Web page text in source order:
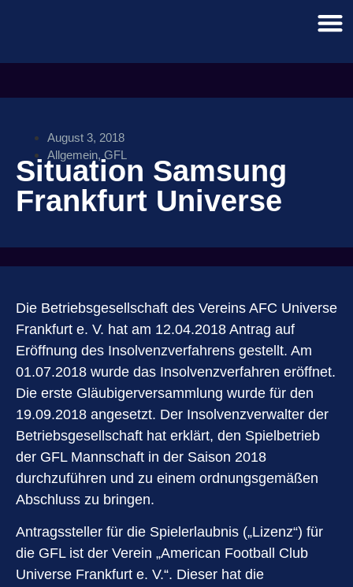
August 3, 2018
Allgemein, GFL
Situation Samsung
Frankfurt Universe
Die Betriebsgesellschaft des Vereins AFC Universe
Frankfurt e. V. hat am 12.04.2018 Antrag auf
Eröffnung des Insolvenzverfahrens gestellt. Am
01.07.2018 wurde das Insolvenzverfahren eröffnet.
Die erste Gläubigerversammlung wurde für den
19.09.2018 angesetzt. Der Insolvenzverwalter der
Betriebsgesellschaft hat erklärt, den Spielbetrieb
der GFL Mannschaft in der Saison 2018
durchzuführen und zu einem ordnungsgemäßen
Abschluss zu bringen.
Antragssteller für die Spielerlaubnis („Lizenz“) für
die GFL ist der Verein „American Football Club
Universe Frankfurt e. V.“. Dieser hat die